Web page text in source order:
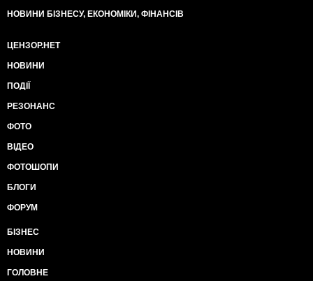
НОВИНИ БІЗНЕСУ, ЕКОНОМІКИ, ФІНАНСІВ
ЦЕНЗОР.НЕТ
НОВИНИ
ПОДІЇ
РЕЗОНАНС
ФОТО
ВІДЕО
ФОТОШОПИ
БЛОГИ
ФОРУМ
БІЗНЕС
НОВИНИ
ГОЛОВНЕ